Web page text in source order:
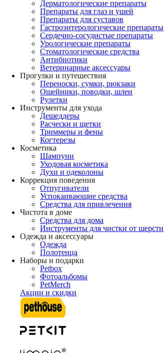
Дерматологические препараты
Препараты для глаз и ушей
Препараты для суставов
Гастроэнтерологические препараты
Сердечно-сосудистые препараты
Урологические препараты
Стоматологические средства
Антибиотики
Ветеринарные аксессуары
Прогулки и путешествия
Переноски, сумки, рюкзаки
Ошейники, поводки, шлеи
Рулетки
Инструменты для ухода
Дешеддеры
Расчески и щетки
Триммеры и фены
Когтерезы
Косметика
Шампуни
Уходовая косметика
Духи и одеколоны
Коррекция поведения
Отпугиватели
Успокаивающие средства
Средства для привлечения
Чистота в доме
Средства для дома
Инструменты для чистки от шерсти
Одежда и аксессуары
Одежда
Полотенца
Наборы и подарки
Petbox
Фотоальбомы
PetMerch
Акции и скидки